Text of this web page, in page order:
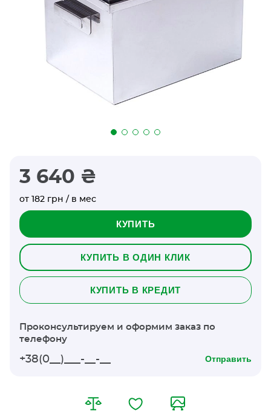
3 640 ₴
от 182 грн / в мес
КУПИТЬ В ОДИН КЛИК
КУПИТЬ
КУПИТЬ В КРЕДИТ
Проконсультируем и оформим заказ по
телефону
Отправить